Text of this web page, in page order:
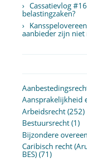
Cassatievlog
belastingzaken?
aanbieder zijn niet
Aansprakelijkheid
Arbeidsrecht(252)
Bestuursrecht(1)
Bijzondere
Caribisch recht
BES)(71)